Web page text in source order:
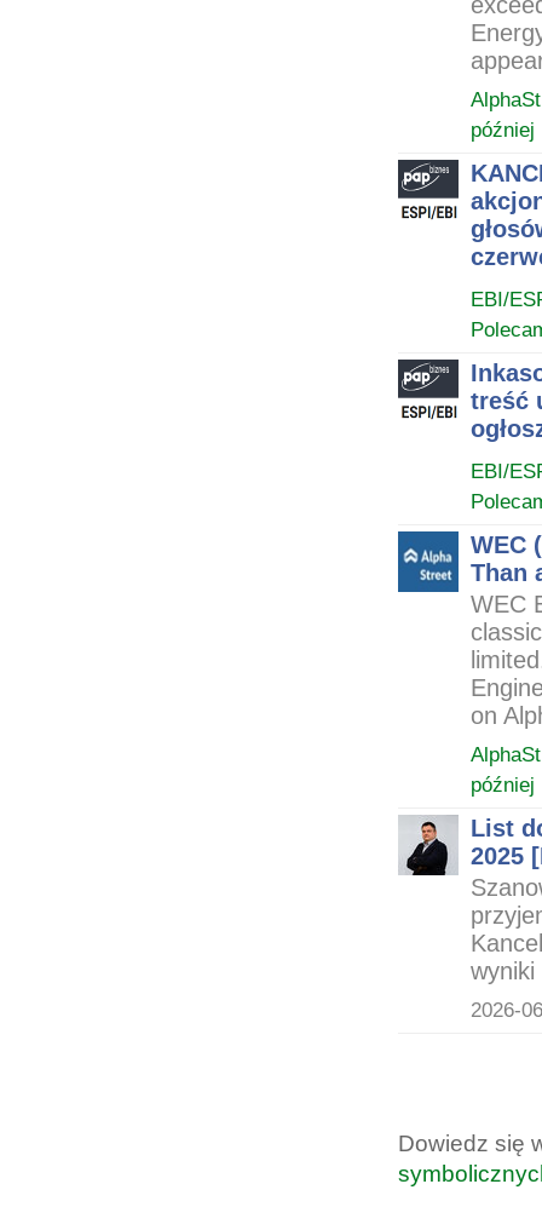
później
EBI/
treść
EBI/
WEC
Than
WEC
on
później
List
2025
wyniki
2026-
Dowiedz się